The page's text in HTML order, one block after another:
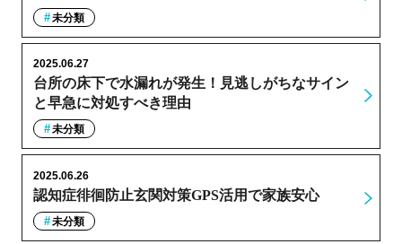
未分類
台所の床下で水漏れが発生！見逃しがちなサイン
と早急に対処すべき理由
2025.06.27
未分類
認知症徘徊防止玄関対策GPS活用で家族安心
2025.06.26
未分類